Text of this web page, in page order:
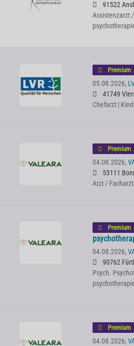
91522
Assistenzarzt
Premium
05.08.2026,
41749
Chefarzt |
Premium
04.08.2026,
53111
Arzt /
Premium
04.08.2026,
90762
Psych.
Premium
04.08.2026,